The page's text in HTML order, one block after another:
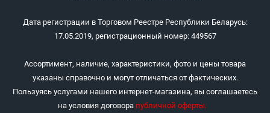
Дата регистрации в Торговом Реестре Республики Беларусь:
17.05.2019, регистрационный номер: 449567
Ассортимент, наличие, характеристики, фото и цены товара
указаны справочно и могут отличаться от фактических.
Пользуясь услугами нашего интернет-магазина, вы соглашаетесь
на условия договора публичной оферты.